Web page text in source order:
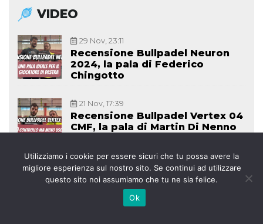
VIDEO
29 Nov, 23:11
Recensione Bullpadel Neuron
2024, la pala di Federico
Chingotto
21 Nov, 17:39
Recensione Bullpadel Vertex 04
CMF, la pala di Martin Di Nenno
21 Nov, 17:34
Franco Stupaczuk parla della
chiamata di Lebron e dei
Superpibes
Utilizziamo i cookie per essere sicuri che tu possa avere la
migliore esperienza sul nostro sito. Se continui ad utilizzare
questo sito noi assumiamo che tu ne sia felice.
Ok